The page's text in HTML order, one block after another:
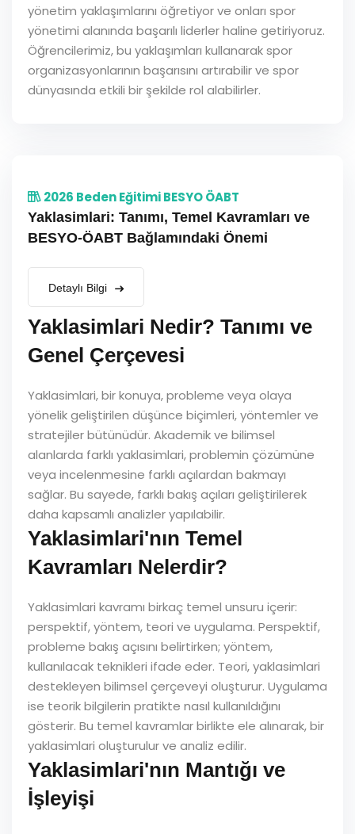
yönetim yaklaşımlarını öğretiyor ve onları spor
yönetimi alanında başarılı liderler haline getiriyoruz.
Öğrencilerimiz, bu yaklaşımları kullanarak spor
organizasyonlarının başarısını artırabilir ve spor
dünyasında etkili bir şekilde rol alabilirler.
2026 Beden Eğitimi BESYO ÖABT
Yaklasimlari: Tanımı, Temel Kavramları ve
BESYO-ÖABT Bağlamındaki Önemi
Detaylı Bilgi
Yaklasimlari Nedir? Tanımı ve
Genel Çerçevesi
Yaklasimlari, bir konuya, probleme veya olaya
yönelik geliştirilen düşünce biçimleri, yöntemler ve
stratejiler bütünüdür. Akademik ve bilimsel
alanlarda farklı yaklasimlari, problemin çözümüne
veya incelenmesine farklı açılardan bakmayı
sağlar. Bu sayede, farklı bakış açıları geliştirilerek
daha kapsamlı analizler yapılabilir.
Yaklasimlari'nın Temel
Kavramları Nelerdir?
Yaklasimlari kavramı birkaç temel unsuru içerir:
perspektif, yöntem, teori ve uygulama. Perspektif,
probleme bakış açısını belirtirken; yöntem,
kullanılacak teknikleri ifade eder. Teori, yaklasimlari
destekleyen bilimsel çerçeveyi oluşturur. Uygulama
ise teorik bilgilerin pratikte nasıl kullanıldığını
gösterir. Bu temel kavramlar birlikte ele alınarak, bir
yaklasimlari oluşturulur ve analiz edilir.
Yaklasimlari'nın Mantığı ve
İşleyişi